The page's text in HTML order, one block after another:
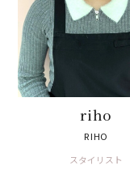
riho
RIHO
スタイリスト